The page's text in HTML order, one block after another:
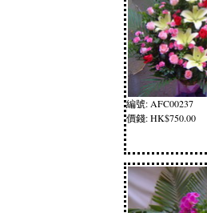
編號: AFC00237
價錢: HK$750.00